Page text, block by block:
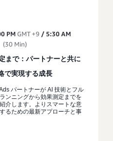
PM GMT +9 /5:30 AM
(30 Min)
まで：パートナーと共に
で実現する成長
パートナーが AI 技術とフル
ンニングから効果測定までを
介します。よりスマートな意
るための最新アプローチと事